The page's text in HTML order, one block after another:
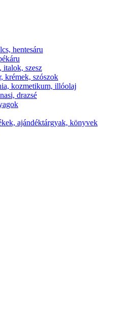
hentesáru
italok, szesz
krémek, szószok
kozmetikum, illóolaj
drazsé
ajándéktárgyak, könyvek